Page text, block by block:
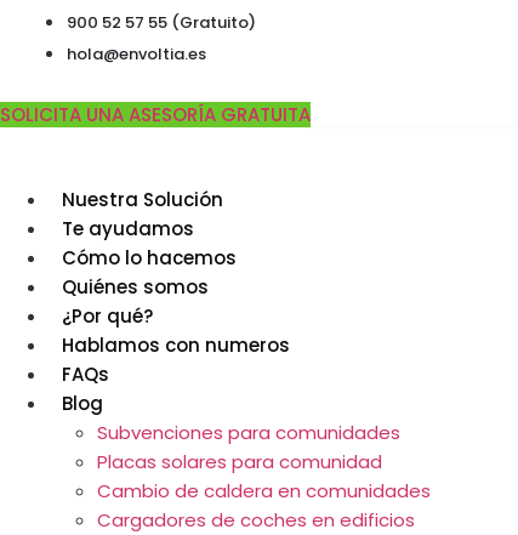
900 52 57 55 (Gratuito)
hola@envoltia.es
SOLICITA UNA ASESORÍA GRATUITA
Nuestra Solución
Te ayudamos
Cómo lo hacemos
Quiénes somos
¿Por qué?
Hablamos con numeros
FAQs
Blog
Subvenciones para comunidades
Placas solares para comunidad
Cambio de caldera en comunidades
Cargadores de coches en edificios